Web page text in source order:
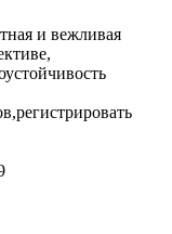
и вежливая